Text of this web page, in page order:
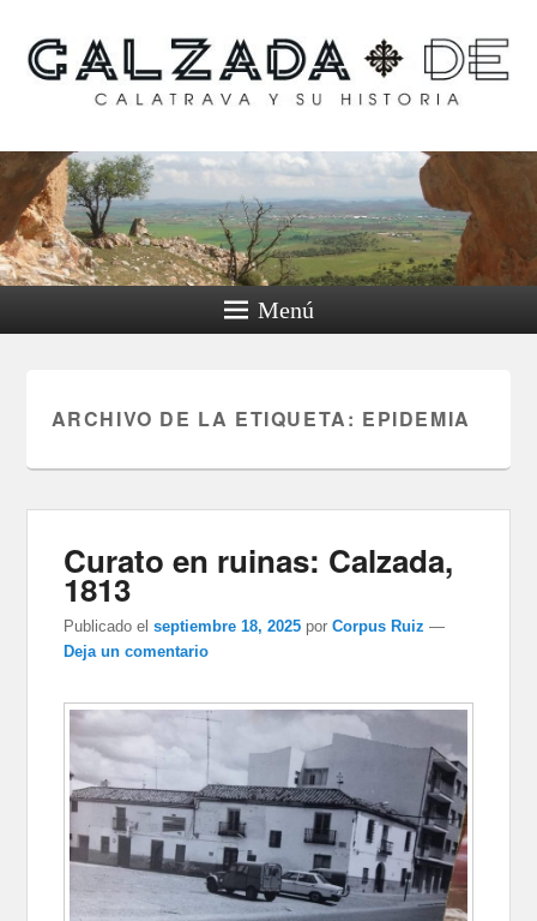
Calzada de Calatrava y
su historia
Menú
ARCHIVO DE LA ETIQUETA: EPIDEMIA
Curato en ruinas: Calzada,
1813
Publicado el septiembre 18, 2025 porCorpus Ruiz —
Deja un comentario